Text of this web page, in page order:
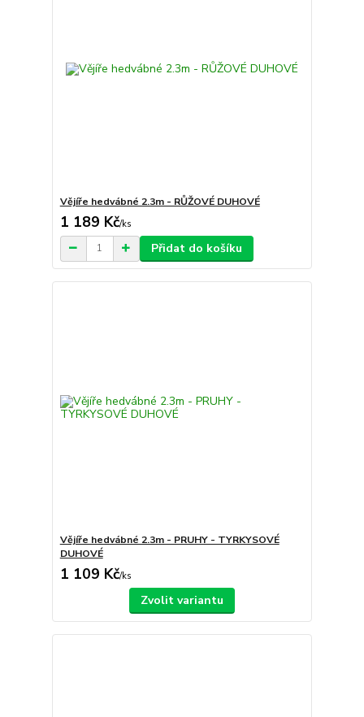
Vějíře hedvábné 2.3m - RŮŽOVÉ DUHOVÉ
1 189 Kč/ks
Přidat do košíku
Vějíře hedvábné 2.3m - PRUHY - TYRKYSOVÉ
DUHOVÉ
1 109 Kč/ks
Zvolit variantu